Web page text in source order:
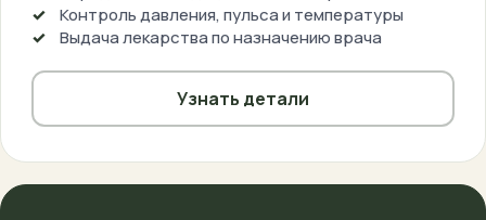
Контроль давления, пульса и температуры
Выдача лекарства по назначению врача
Узнать детали